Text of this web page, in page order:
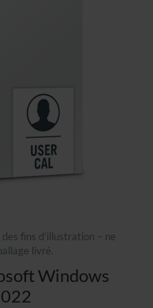
fins d’illustration – ne
livré.
Windows